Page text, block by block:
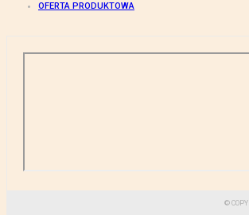
OFERTA PRODUKTOWA
©